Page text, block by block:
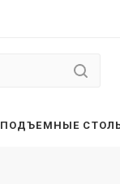
ПОДЪЕМНЫЕ